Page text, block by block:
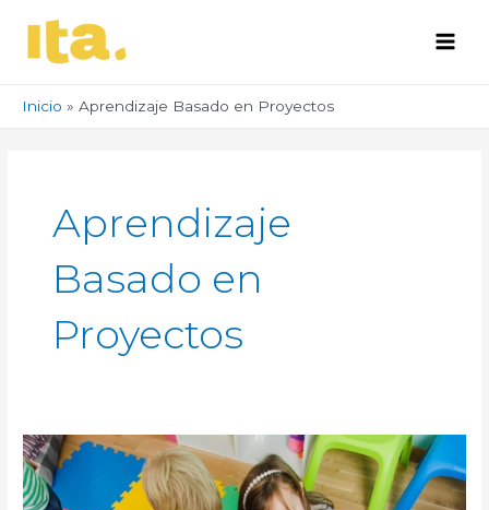
contenido
Inicio Aprendizaje Basado en Proyectos
Aprendizaje
Basado en
Proyectos
¿Qué
es
el